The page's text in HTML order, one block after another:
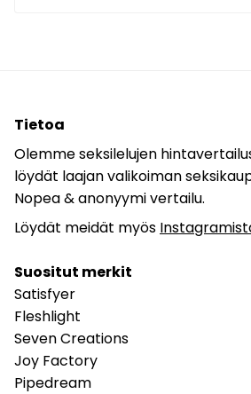
Tietoa
Olemme seksilelujen
löydät laajan valikoiman
Nopea & anonyymi vertailu.
Löydät meidät myös
Suositut merkit
Satisfyer
Fleshlight
Seven Creations
Joy Factory
Pipedream